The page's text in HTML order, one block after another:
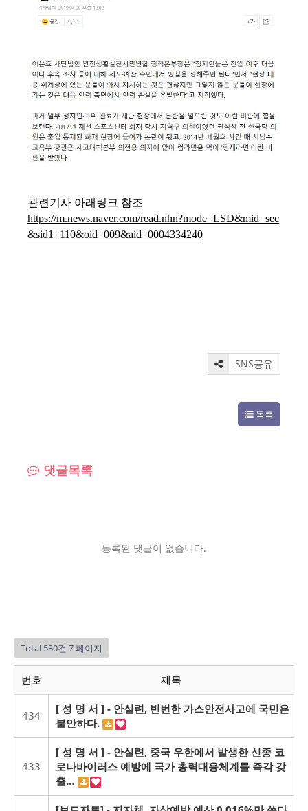
관련기사 아래링크 참조
https://m.news.naver.com/read.nhn?mode=LSD&mid=sec
&sid1=110&oid=009&aid=0004334240
SNS공유
목록
댓글목록
등록된 댓글이 없습니다.
Total 530건 7 페이지
번호 제목
434
[ 성 명 서 ] - 안실련, 빈번한 가스안전사고에 국민은
불안하다.
433
[ 성 명 서 ] - 안실련, 중국 우한에서 발생한 신종 코
로나바이러스 예방에 국가 총력대응체계를 즉각 갖
출…